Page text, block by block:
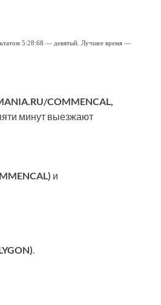
5:28:68 — девятый. Лучшее время —
COMMENCAL,
минут выезжают
и
.